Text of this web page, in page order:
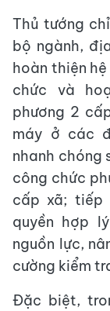
Thủ tướng
bộ ngành,
hoàn thiện
chức và
phương 2
máy ở các
nhanh chóng
công chức
cấp xã; tiếp
quyền hợp
nguồn lực,
cường kiểm
Đặc biệt,